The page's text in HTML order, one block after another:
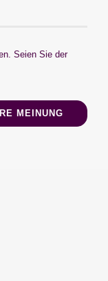
Seien Sie der
MEINUNG